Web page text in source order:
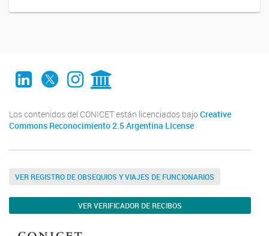
LinkedIn
Twitter
Instagram
CONICET Digital
Los contenidos del CONICET están licenciados bajo Creative
Commons Reconocimiento 2.5 Argentina License
VER REGISTRO DE OBSEQUIOS Y VIAJES DE FUNCIONARIOS
VER VERIFICADOR DE RECIBOS